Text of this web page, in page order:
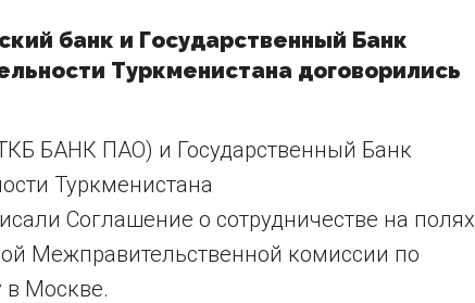
банк и Государственный Банк
Туркменистана договорились
БАНК ПАО) и Государственный Банк
Туркменистана
Соглашение о сотрудничестве на полях
Межправительственной комиссии по
в Москве.